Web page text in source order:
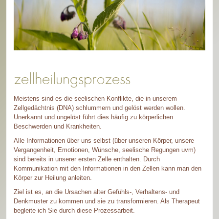
zellheilungsprozess
Meistens sind es die seelischen Konflikte, die in unserem
Zellgedächtnis (DNA) schlummern und gelöst werden wollen.
Unerkannt und ungelöst führt dies häufig zu körperlichen
Beschwerden und Krankheiten.
Alle Informationen über uns selbst (über unseren Körper, unsere
Vergangenheit, Emotionen, Wünsche, seelische Regungen uvm)
sind bereits in unserer ersten Zelle enthalten. Durch
Kommunikation mit den Informationen in den Zellen kann man den
Körper zur Heilung anleiten.
Ziel ist es, an die Ursachen alter Gefühls-, Verhaltens- und
Denkmuster zu kommen und sie zu transformieren. Als Therapeut
begleite ich Sie durch diese Prozessarbeit.